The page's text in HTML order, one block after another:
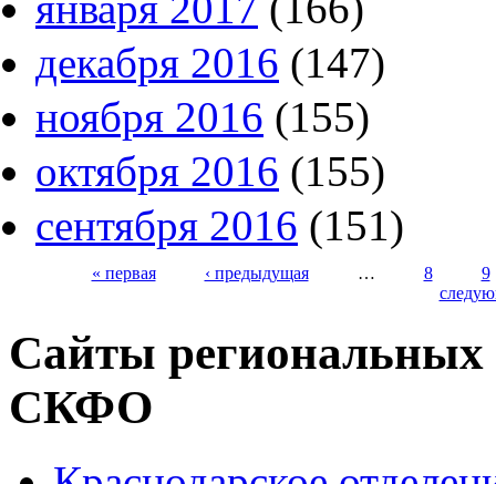
декабря 2016 (147)
ноября 2016 (155)
октября 2016 (155)
сентября 2016 (151)
« первая ‹ предыдущая … 8
9
Сайты
СКФО